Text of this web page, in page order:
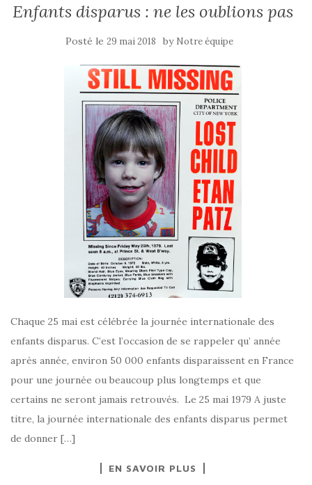
Enfants disparus : ne les oublions pas
Posté le 29 mai 2018 by Notre équipe
Chaque 25 mai est célébrée la journée internationale des
enfants disparus. C’est l’occasion de se rappeler qu’ année
après année, environ 50 000 enfants disparaissent en France
pour une journée ou beaucoup plus longtemps et que
certains ne seront jamais retrouvés. Le 25 mai 1979 A juste
titre, la journée internationale des enfants disparus permet
de donner […]
EN SAVOIR PLUS